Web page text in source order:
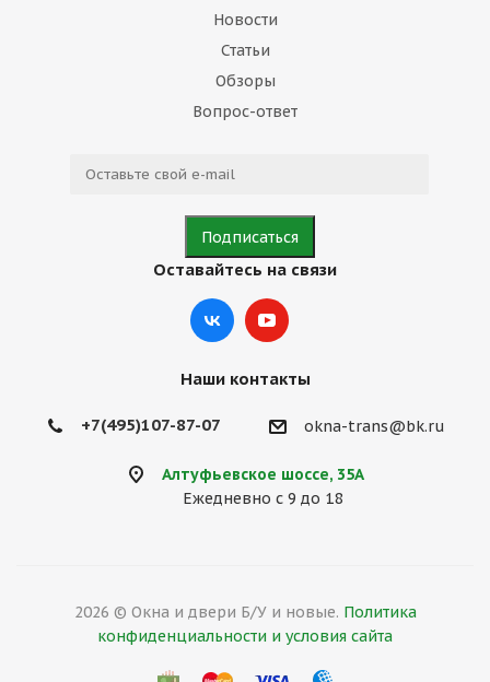
Новости
Статьи
Обзоры
Вопрос-ответ
Оставайтесь на связи
Наши контакты
+7(495)107-87-07 okna-trans@bk.ru
Алтуфьевское шоссе, 35А
Ежедневно с 9 до 18
2026 © Окна и двери Б/У и новые. Политика
конфиденциальности и условия сайта